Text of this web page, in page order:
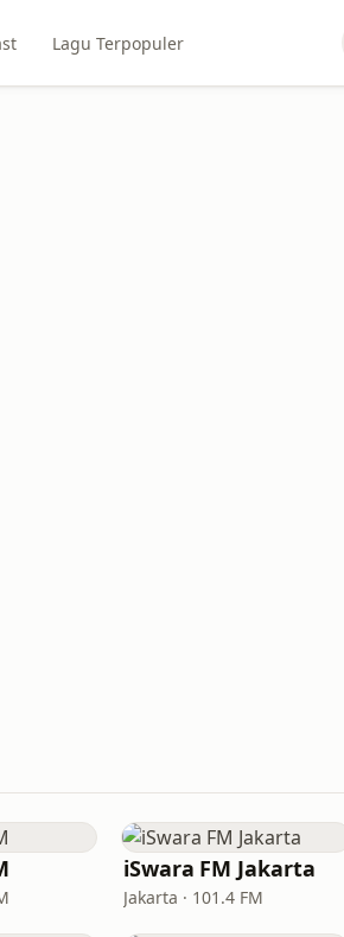
Lagu Terpopuler
iSwara FM Jakarta
Jakarta · 101.4 FM